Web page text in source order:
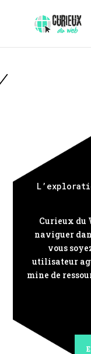
Curieux du
naviguer
vous
utilisateur
mine de